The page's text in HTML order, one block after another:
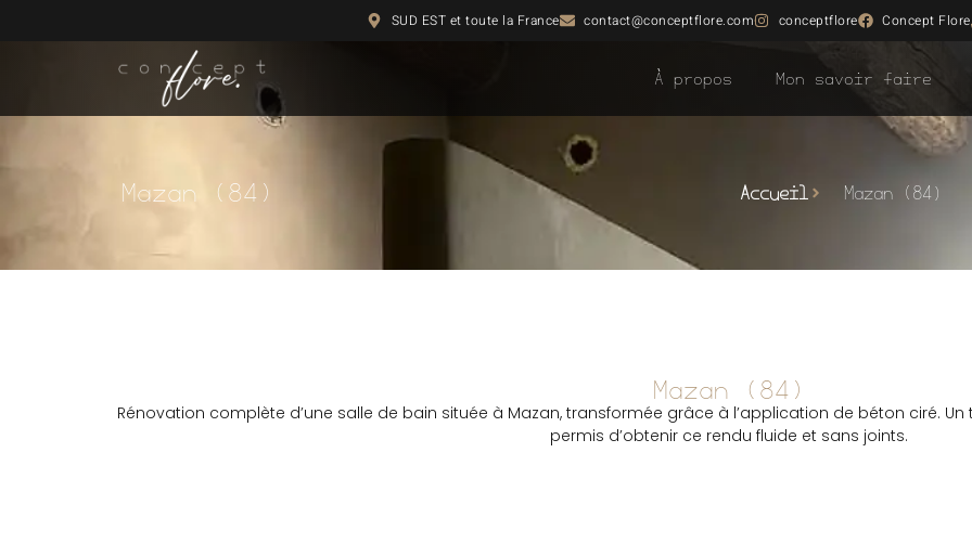
SUD EST et toute la France contact@conceptflore.com conceptflore Concept Flore
À propos Mon savoir faire
Mazan (84) Accueil Mazan (84)
Mazan (84)
Rénovation complète d’une salle de bain située à Mazan, transformée grâce à l’application de béton ciré.
permis d’obtenir ce rendu fluide et sans joints.